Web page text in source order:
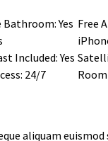
Bathroom: Yes Free
Included: Yes
24/7 Room
aliquam